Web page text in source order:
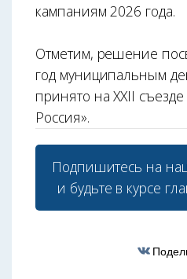
кампаниям 2026 года.
Отметим, решение
год муниципальным
принято на XXII
Россия».
Подпишитесь на
и будьте в курсе